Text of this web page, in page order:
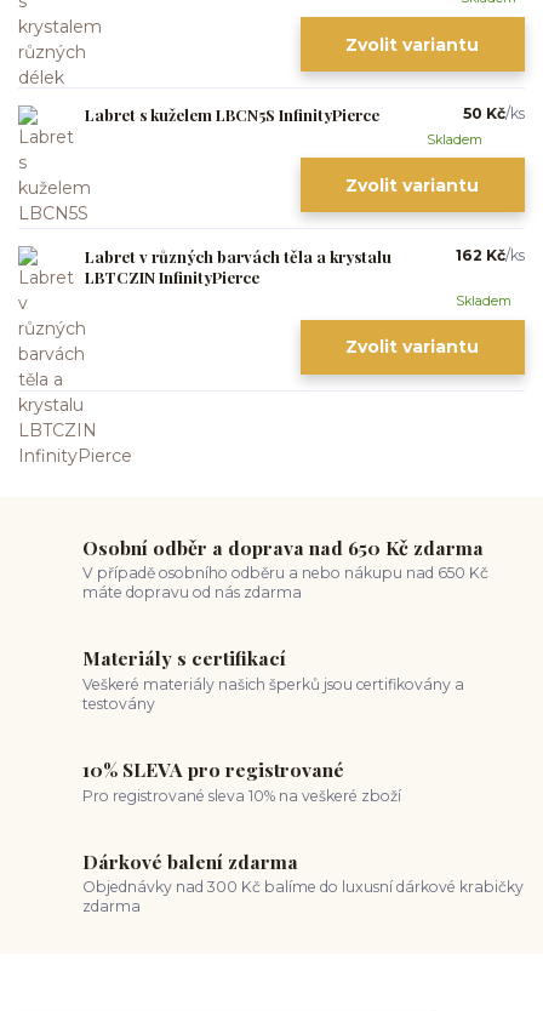
Zvolit variantu
Labret s kuželem LBCN5S InfinityPierce 50 Kč/ks
Skladem
Zvolit variantu
Labret v různých barvách těla a krystalu
LBTCZIN InfinityPierce
162 Kč/ks
Skladem
Zvolit variantu
Osobní odběr a doprava nad 650 Kč zdarma
V případě osobního odběru a nebo nákupu nad 650 Kč
máte dopravu od nás zdarma
Materiály s certifikací
Veškeré materiály našich šperků jsou certifikovány a
testovány
10% SLEVA pro registrované
Pro registrované sleva 10% na veškeré zboží
Dárkové balení zdarma
Objednávky nad 300 Kč balíme do luxusní dárkové krabičky
zdarma